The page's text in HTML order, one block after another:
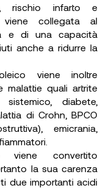
rischio infarto e
collegata al
e di una capacità
anche a ridurre la
viene inoltre
malattie quali artrite
diabete,
di Crohn, BPCO
emicrania,
viene convertito
la sua carenza
due importanti acidi